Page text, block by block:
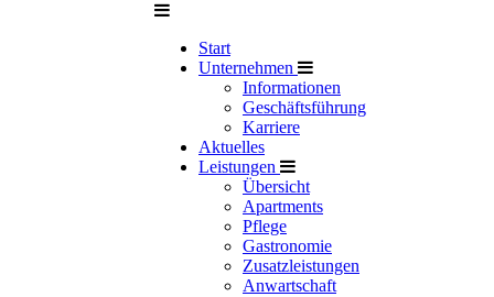
Start
Unternehmen
Informationen
Geschäftsführung
Karriere
Aktuelles
Leistungen
Übersicht
Apartments
Pflege
Gastronomie
Zusatzleistungen
Anwartschaft